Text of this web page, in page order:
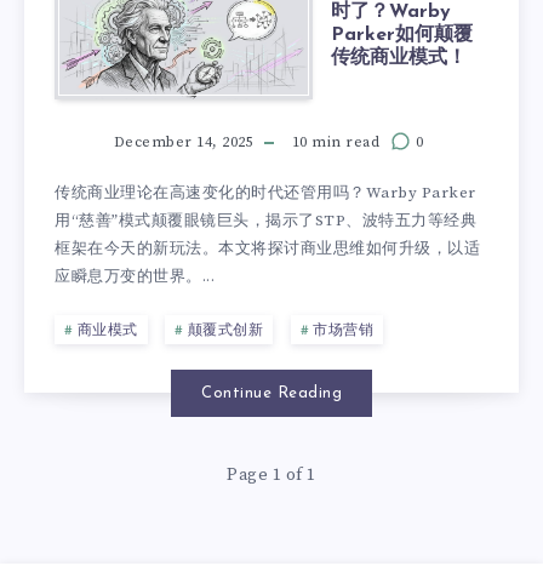
时了？Warby
Parker如何颠覆
传统商业模式！
December 14, 2025 10 min read 0
传统商业理论在高速变化的时代还管用吗？Warby Parker
用“慈善”模式颠覆眼镜巨头，揭示了STP、波特五力等经典
框架在今天的新玩法。本文将探讨商业思维如何升级，以适
应瞬息万变的世界。...
商业模式 颠覆式创新 市场营销
Continue Reading
Page 1 of 1